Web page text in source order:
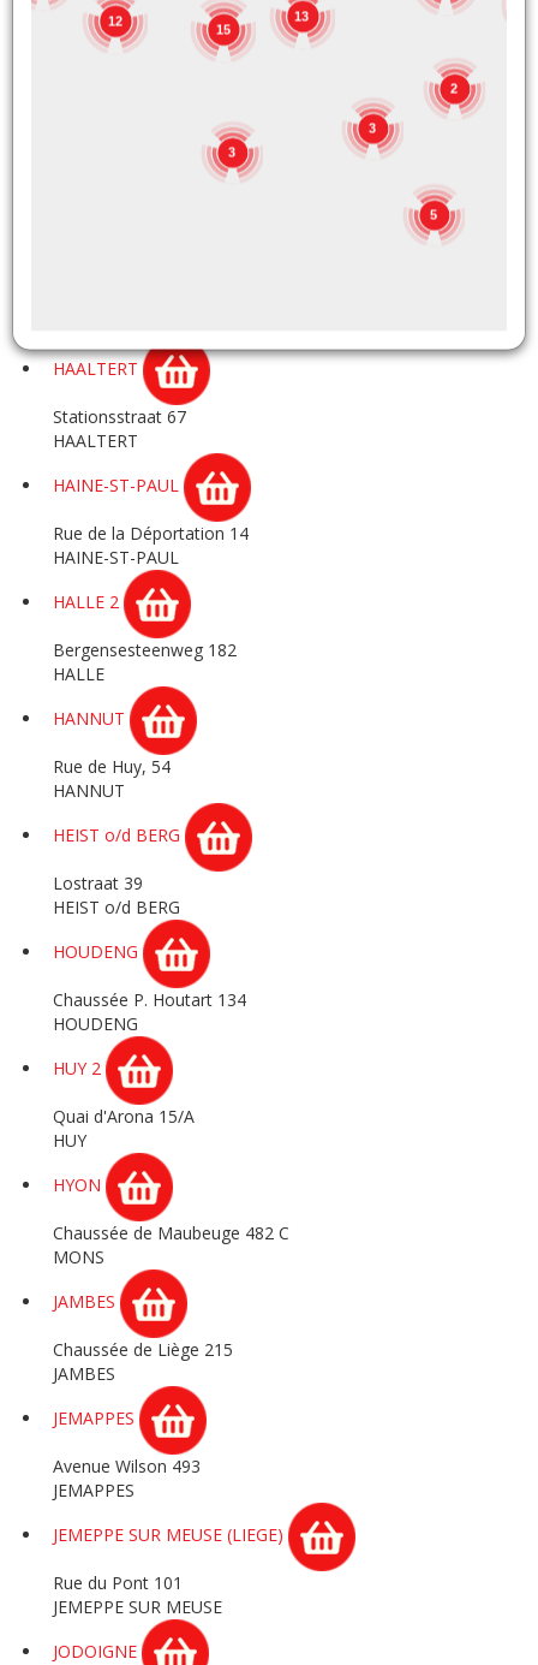
GOZEE
HAALTERT
Stationsstraat 67
HAALTERT
HAINE-ST-PAUL
Rue de la Déportation 14
HAINE-ST-PAUL
HALLE 2
Bergensesteenweg 182
HALLE
HANNUT
Rue de Huy, 54
HANNUT
HEIST o/d BERG
Lostraat 39
HEIST o/d BERG
HOUDENG
Chaussée P. Houtart 134
HOUDENG
HUY 2
Quai d'Arona 15/A
HUY
HYON
Chaussée de Maubeuge 482 C
MONS
JAMBES
Chaussée de Liège 215
JAMBES
JEMAPPES
Avenue Wilson 493
JEMAPPES
JEMEPPE SUR MEUSE (LIEGE)
Rue du Pont 101
JEMEPPE SUR MEUSE
JODOIGNE
15
13
3
5
12
3
2